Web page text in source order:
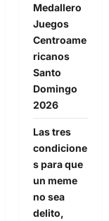
Medallero
Juegos
Centroame
ricanos
Santo
Domingo
2026
Las tres
condicione
s para que
un meme
no sea
delito,